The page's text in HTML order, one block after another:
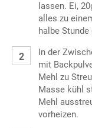
lassen. Ei,
alles zu
halbe
In der
mit
Mehl zu
Masse kühl
Mehl
vorheizen.